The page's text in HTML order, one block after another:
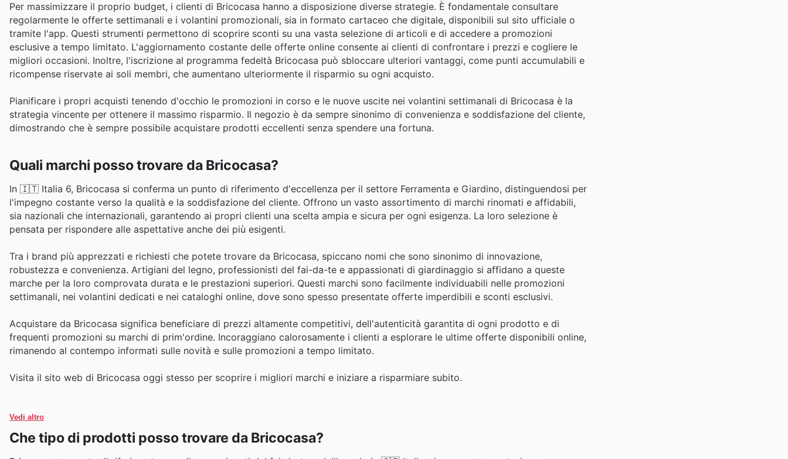
Per massimizzare il proprio budget, i clienti di Bricocasa hanno a disposizione diverse strategie. È fondamentale consultare
regolarmente le offerte settimanali e i volantini promozionali, sia in formato cartaceo che digitale, disponibili sul sito ufficiale o
tramite l'app. Questi strumenti permettono di scoprire sconti su una vasta selezione di articoli e di accedere a promozioni
esclusive a tempo limitato. L'aggiornamento costante delle offerte online consente ai clienti di confrontare i prezzi e cogliere le
migliori occasioni. Inoltre, l'iscrizione al programma fedeltà Bricocasa può sbloccare ulteriori vantaggi, come punti accumulabili e
ricompense riservate ai soli membri, che aumentano ulteriormente il risparmio su ogni acquisto.
Pianificare i propri acquisti tenendo d'occhio le promozioni in corso e le nuove uscite nei volantini settimanali di Bricocasa è la
strategia vincente per ottenere il massimo risparmio. Il negozio è da sempre sinonimo di convenienza e soddisfazione del cliente,
dimostrando che è sempre possibile acquistare prodotti eccellenti senza spendere una fortuna.
Quali marchi posso trovare da Bricocasa?
In 🇮🇹 Italia 6, Bricocasa si conferma un punto di riferimento d'eccellenza per il settore Ferramenta e Giardino, distinguendosi per
l'impegno costante verso la qualità e la soddisfazione del cliente. Offrono un vasto assortimento di marchi rinomati e affidabili,
sia nazionali che internazionali, garantendo ai propri clienti una scelta ampia e sicura per ogni esigenza. La loro selezione è
pensata per rispondere alle aspettative anche dei più esigenti.
Tra i brand più apprezzati e richiesti che potete trovare da Bricocasa, spiccano nomi che sono sinonimo di innovazione,
robustezza e convenienza. Artigiani del legno, professionisti del fai-da-te e appassionati di giardinaggio si affidano a queste
marche per la loro comprovata durata e le prestazioni superiori. Questi marchi sono facilmente individuabili nelle promozioni
settimanali, nei volantini dedicati e nei cataloghi online, dove sono spesso presentate offerte imperdibili e sconti esclusivi.
Acquistare da Bricocasa significa beneficiare di prezzi altamente competitivi, dell'autenticità garantita di ogni prodotto e di
frequenti promozioni su marchi di prim'ordine. Incoraggiano calorosamente i clienti a esplorare le ultime offerte disponibili online,
rimanendo al contempo informati sulle novità e sulle promozioni a tempo limitato.
Visita il sito web di Bricocasa oggi stesso per scoprire i migliori marchi e iniziare a risparmiare subito.
Vedi altro
Che tipo di prodotti posso trovare da Bricocasa?